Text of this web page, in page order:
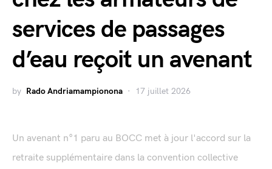
services de passages
d’eau reçoit un avenant
by Rado Andriamampionona 17 juillet 2026
Un avenant n°1 paru au BOCC met à jour l'accord sur la
retraite supplémentaire dans la convention collective